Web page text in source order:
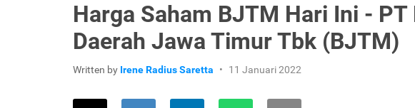
Harga Saham BJTM Hari Ini -
Daerah Jawa Timur Tbk (BJTM)
Written by Irene Radius Saretta 11 Januari 2022